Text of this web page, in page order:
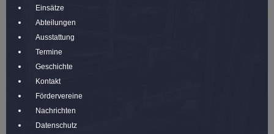
Einsätze
Abteilungen
Ausstattung
Termine
Geschichte
Kontakt
Fördervereine
Nachrichten
Datenschutz